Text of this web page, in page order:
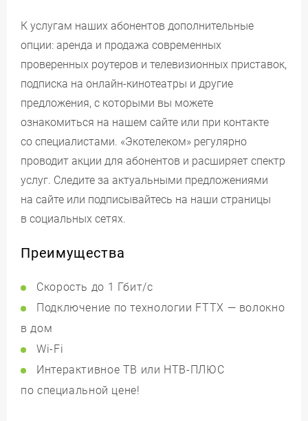
К услугам наших абонентов дополнительные
опции: аренда и продажа современных
проверенных роутеров и телевизионных приставок,
подписка на онлайн-кинотеатры и другие
предложения, с которыми вы можете
ознакомиться на нашем сайте или при контакте
со специалистами. «Экотелеком» регулярно
проводит акции для абонентов и расширяет спектр
услуг. Следите за актуальными предложениями
на сайте или подписывайтесь на наши страницы
в социальных сетях.
Преимущества
Скорость до 1 Гбит/с
Подключение по технологии FTTX — волокно
в дом
Wi-Fi
Интерактивное ТВ или НТВ-ПЛЮС
по специальной цене!